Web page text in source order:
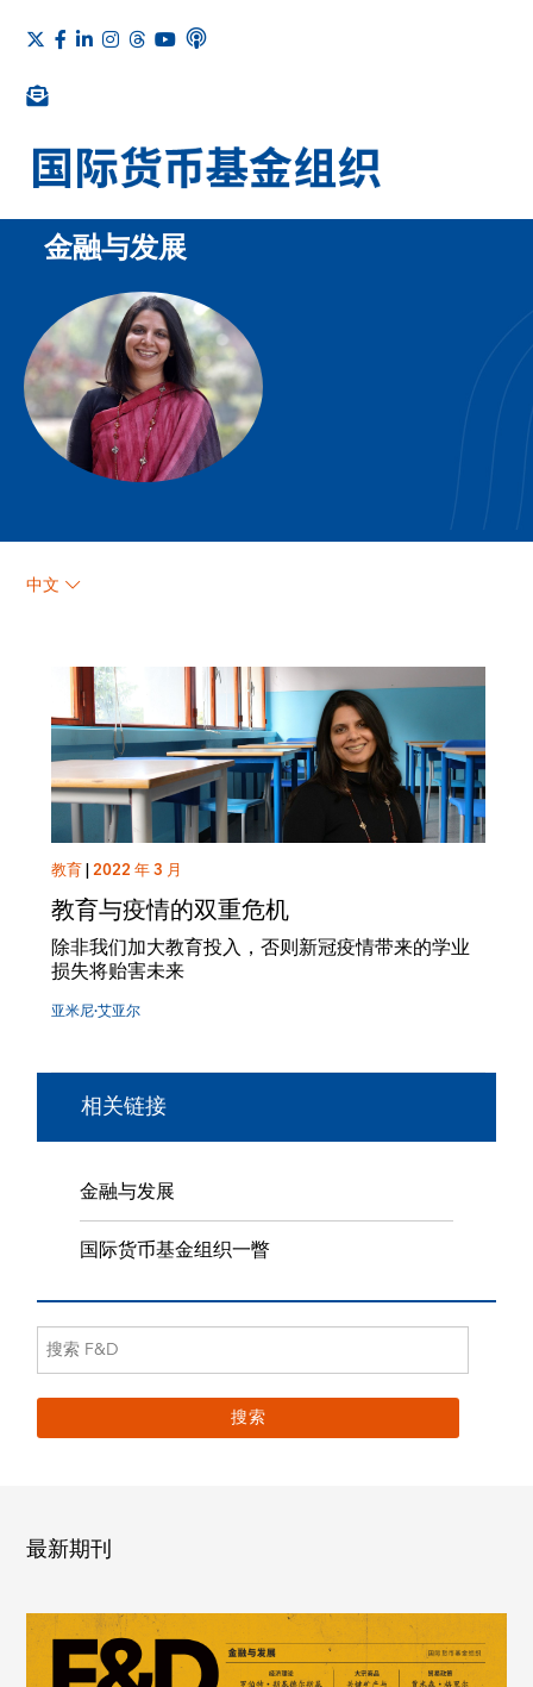
金融与发展
亚米尼·艾亚尔
中文
教育|2022 年 3 月
教育与疫情的双重危机
除非我们加大教育投入，否则新冠疫情带来的学业
损失将贻害未来
亚米尼·艾亚尔
相关链接
金融与发展
国际货币基金组织一瞥
最新期刊